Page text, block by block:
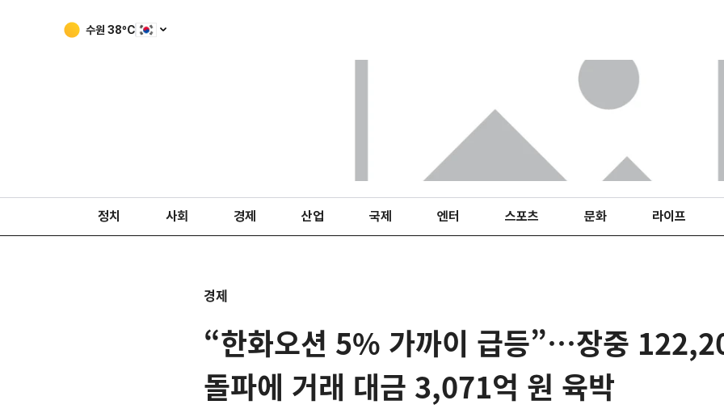
수원 38ºC
정치 사회 경제 산업 국제 엔터 스포츠 문화 라이프
경제
“한화오션 5% 가까이 급등”…장중
돌파에 거래 대금 3,071억 원 육박